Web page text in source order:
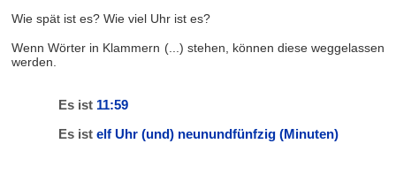
Wie spät ist es? Wie viel Uhr ist es?
Wenn Wörter in Klammern (...) stehen, können diese weggelassen
werden.
Es ist 11:59
Es ist elf Uhr (und) neunundfünfzig (Minuten)